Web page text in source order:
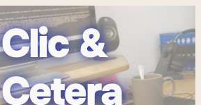
Clic &
Cetera